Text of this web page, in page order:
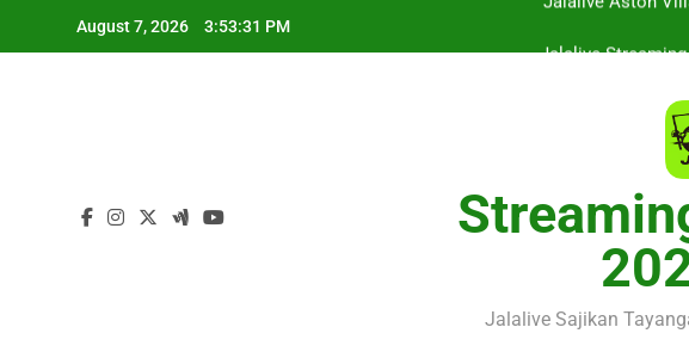
August 7, 2026 3:53:32 PM
Streaming
Jalalive Aston
Jalalive Streaming
KuPS vs U
Jalalive Sajikan